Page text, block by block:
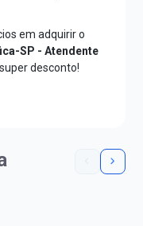
em adquirir o
SP - Atendente
desconto!